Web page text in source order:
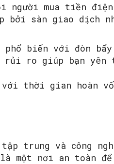
mua tiền điện
bởi sàn giao dịch
phổ biến với đòn
rủi ro giúp bạn yên
thời gian hoàn
trung và công
một nơi an toàn